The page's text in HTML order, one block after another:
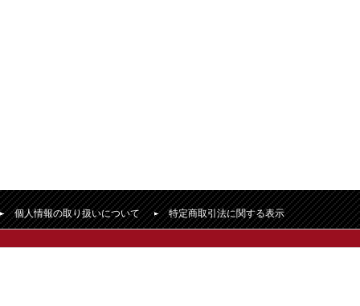
個人情報の取り扱いについて 特定商取引法に関する表示